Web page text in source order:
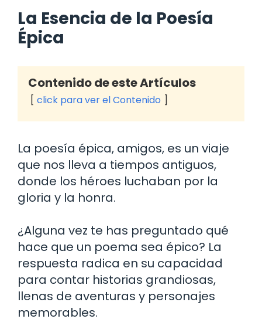
La Esencia de la Poesía
Épica
Contenido de este Artículos
click para ver el Contenido
La poesía épica, amigos, es un viaje
que nos lleva a tiempos antiguos,
donde los héroes luchaban por la
gloria y la honra.
¿Alguna vez te has preguntado qué
hace que un poema sea épico? La
respuesta radica en su capacidad
para contar historias grandiosas,
llenas de aventuras y personajes
memorables.